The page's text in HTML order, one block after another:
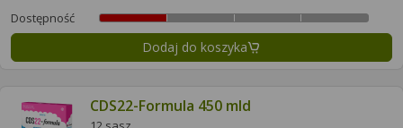
Dostępność
Dodaj do koszyka
CDS22-Formula 450 mld